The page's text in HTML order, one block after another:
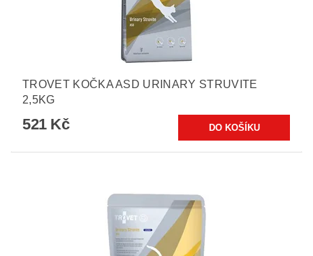
TROVET KOČKA ASD URINARY STRUVITE
2,5KG
521 Kč